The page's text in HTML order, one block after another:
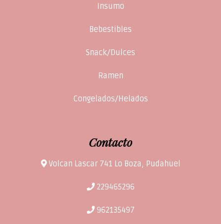
Insumo
Bebestibles
Snack/Dulces
Ramen
Congelados/Helados
Contacto
Volcan Lascar 741 Lo Boza, Pudahuel
229465296
962135497